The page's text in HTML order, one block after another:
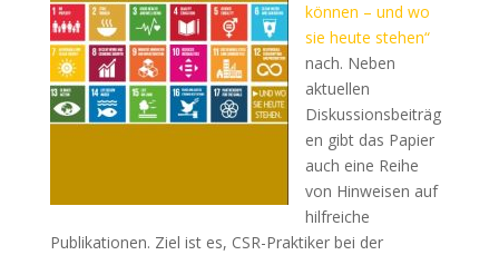
können – und wo
sie heute stehen“
nach. Neben
aktuellen
Diskussionsbeiträg
en gibt das Papier
auch eine Reihe
von Hinweisen auf
hilfreiche
Publikationen. Ziel ist es, CSR-Praktiker bei der